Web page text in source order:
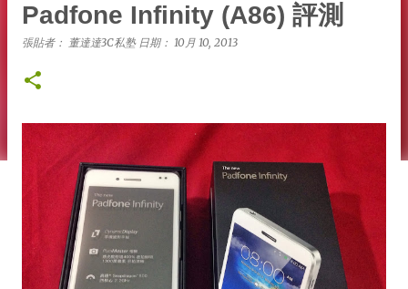
Padfone Infinity (A86) 評測
張貼者： 董達達3C私塾 日期： 10月 10, 2013